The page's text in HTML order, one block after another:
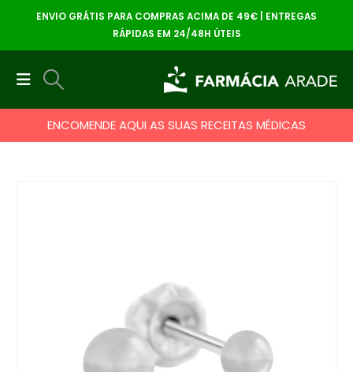
ENVIO GRÁTIS PARA COMPRAS ACIMA DE 49€ | ENTREGAS
RÁPIDAS EM 24/48H ÚTEIS
ENCOMENDE AQUI AS SUAS RECEITAS MÉDICAS